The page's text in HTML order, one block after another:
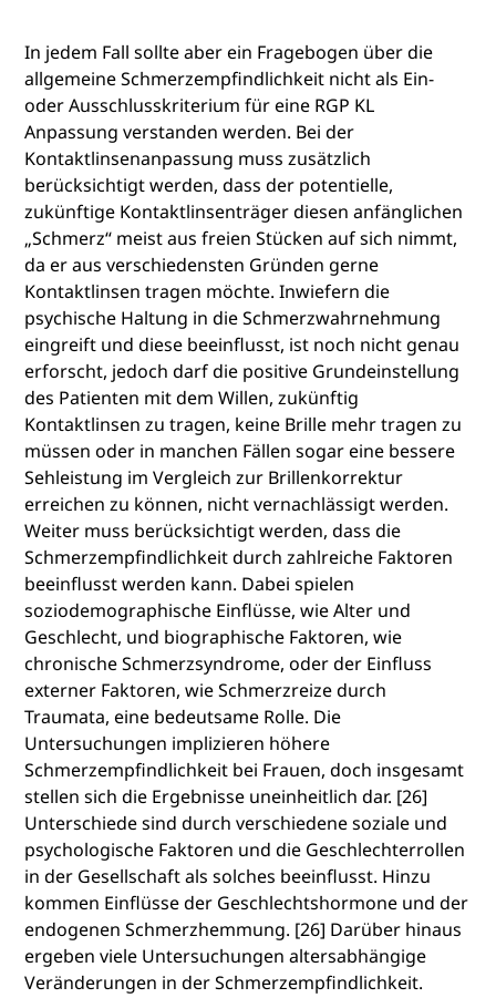
In jedem Fall sollte aber ein Fragebogen über die
allgemeine Schmerzempfindlichkeit nicht als Ein-
oder Ausschlusskriterium für eine RGP KL
Anpassung verstanden werden. Bei der
Kontaktlinsenanpassung muss zusätzlich
berücksichtigt werden, dass der potentielle,
zukünftige Kontaktlinsenträger diesen anfänglichen
„Schmerz“ meist aus freien Stücken auf sich nimmt,
da er aus verschiedensten Gründen gerne
Kontaktlinsen tragen möchte. Inwiefern die
psychische Haltung in die Schmerzwahrnehmung
eingreift und diese beeinflusst, ist noch nicht genau
erforscht, jedoch darf die positive Grundeinstellung
des Patienten mit dem Willen, zukünftig
Kontaktlinsen zu tragen, keine Brille mehr tragen zu
müssen oder in manchen Fällen sogar eine bessere
Sehleistung im Vergleich zur Brillenkorrektur
erreichen zu können, nicht vernachlässigt werden.
Weiter muss berücksichtigt werden, dass die
Schmerzempfindlichkeit durch zahlreiche Faktoren
beeinflusst werden kann. Dabei spielen
soziodemographische Einflüsse, wie Alter und
Geschlecht, und biographische Faktoren, wie
chronische Schmerzsyndrome, oder der Einfluss
externer Faktoren, wie Schmerzreize durch
Traumata, eine bedeutsame Rolle. Die
Untersuchungen implizieren höhere
Schmerzempfindlichkeit bei Frauen, doch insgesamt
stellen sich die Ergebnisse uneinheitlich dar. [26]
Unterschiede sind durch verschiedene soziale und
psychologische Faktoren und die Geschlechterrollen
in der Gesellschaft als solches beeinflusst. Hinzu
kommen Einflüsse der Geschlechtshormone und der
endogenen Schmerzhemmung. [26] Darüber hinaus
ergeben viele Untersuchungen altersabhängige
Veränderungen in der Schmerzempfindlichkeit.